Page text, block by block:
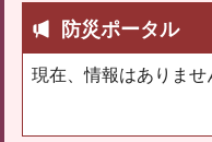
防災ポータル
現在、情報はありませ